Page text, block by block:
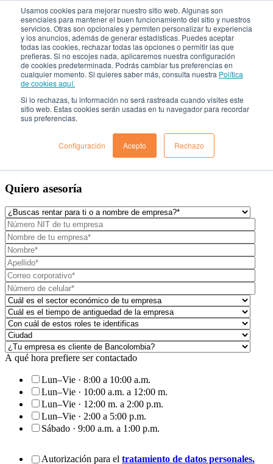
Usamos cookies para mejorar nuestro sitio web. Algunas son
esenciales para mantener el buen funcionamiento del sitio y nuestros
servicios. Otras son opcionales y permiten personalizar tu experiencia
y los anuncios, además de generar estadísticas. Puedes aceptar
todas las cookies, rechazar todas las opciones o permitir las que
prefieras. Si no escojes nada, aplicaremos nuestra configuración
de cookies predeterminada. Podrás cambiar tus preferencias en
cualquier momento. Si quieres saber más, consulta nuestra Política
de cookies aquí.
Si lo rechazas, tu información no será rastreada cuando visites este
sitio web. Estas cookies serán usadas en tu navegador para recordar
sus preferencias.
Configuración Acepto Rechazo
Rent a Car
¿Quiénes Somos?
Localiza para empresas
Nuestros vehículos
¿Dónde estamos?
Preguntas frecuentes
Blog
Solicitar Asesoría
Quiero asesoría
A qué hora prefiere ser contactado
Lun–Vie · 8:00 a 10:00 a.m.
Lun–Vie · 10:00 a.m. a 12:00 m.
Lun–Vie · 12:00 m. a 2:00 p.m.
Lun–Vie · 2:00 a 5:00 p.m.
Sábado · 9:00 a.m. a 1:00 p.m.
Autorización para el tratamiento de datos personales.